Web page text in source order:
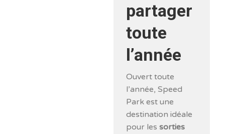
partager
toute
l’année
Ouvert toute
l’année, Speed
Park est une
destination idéale
pour lessorties